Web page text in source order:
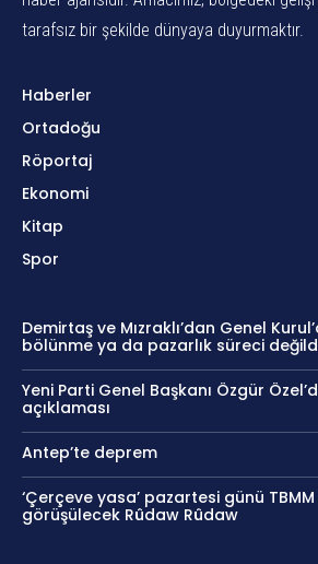
tarafsız bir şekilde dünyaya duyurmaktır.
Haberler
Ortadoğu
Röportaj
Ekonomi
Kitap
Spor
Demirtaş ve Mızraklı’dan Genel
bölünme ya da pazarlık süreci
Yeni Parti Genel Başkanı Özgür
açıklaması
Antep’te deprem
‘Çerçeve yasa’ pazartesi günü
görüşülecek Rûdaw Rûdaw